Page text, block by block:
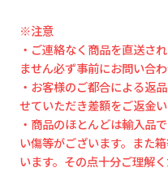
※注意
・ご連絡なく商品を直送さ
ません必ず事前にお問い合わ
・お客様のご都合による返
せていただき差額をご返金
・商品のほとんどは輸入品
い傷等がございます。また
います。その点十分ご理解く